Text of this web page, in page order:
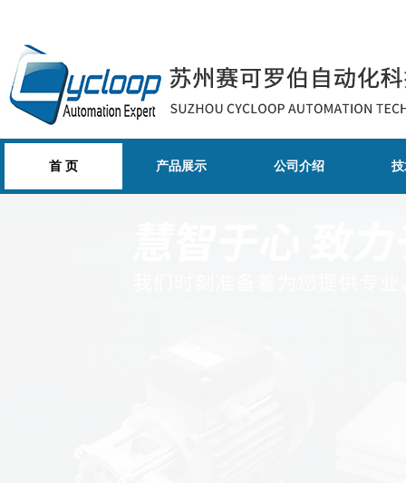
首 页 产品展示 公司介绍